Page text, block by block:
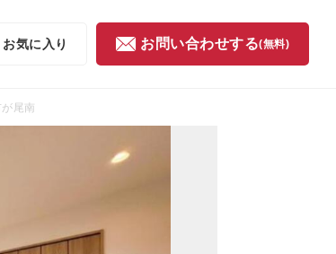
お気に入り お問い合わせする(無料)
尾南